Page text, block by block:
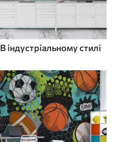
В індустріальному стилі